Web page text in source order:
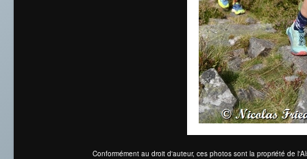
Conformément au droit d'auteur, ces photos sont la propriété de